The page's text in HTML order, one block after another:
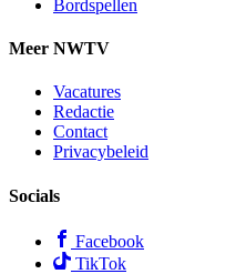
Bordspellen
Meer NWTV
Vacatures
Redactie
Contact
Privacybeleid
Socials
Facebook
TikTok